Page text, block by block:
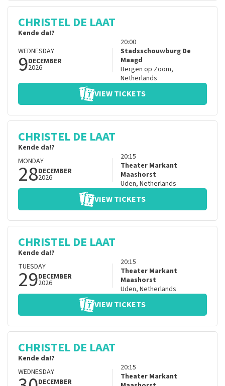
CHRISTEL DE LAAT
Kende da!?
WEDNESDAY
9DECEMBER
2026
20:00
Stadsschouwburg De
Maagd
Bergen op Zoom,
Netherlands
VIEW TICKETS
CHRISTEL DE LAAT
Kende da!?
MONDAY
28DECEMBER
2026
20:15
Theater Markant
Maashorst
Uden, Netherlands
VIEW TICKETS
CHRISTEL DE LAAT
Kende da!?
TUESDAY
29DECEMBER
2026
20:15
Theater Markant
Maashorst
Uden, Netherlands
VIEW TICKETS
CHRISTEL DE LAAT
Kende da!?
WEDNESDAY
DECEMBER
20:15
Theater Markant